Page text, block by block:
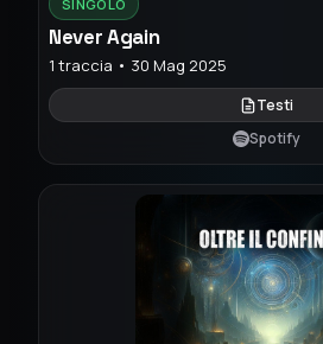
SINGOLO
Never Again
1 traccia • 30 Mag 2025
Testi
Spotify